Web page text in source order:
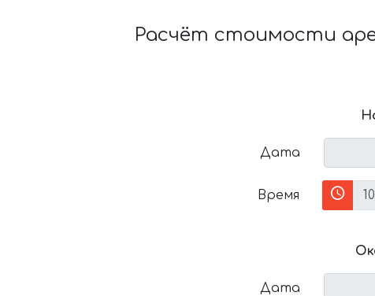
Расчёт стоимости
Дата
Время
Дата